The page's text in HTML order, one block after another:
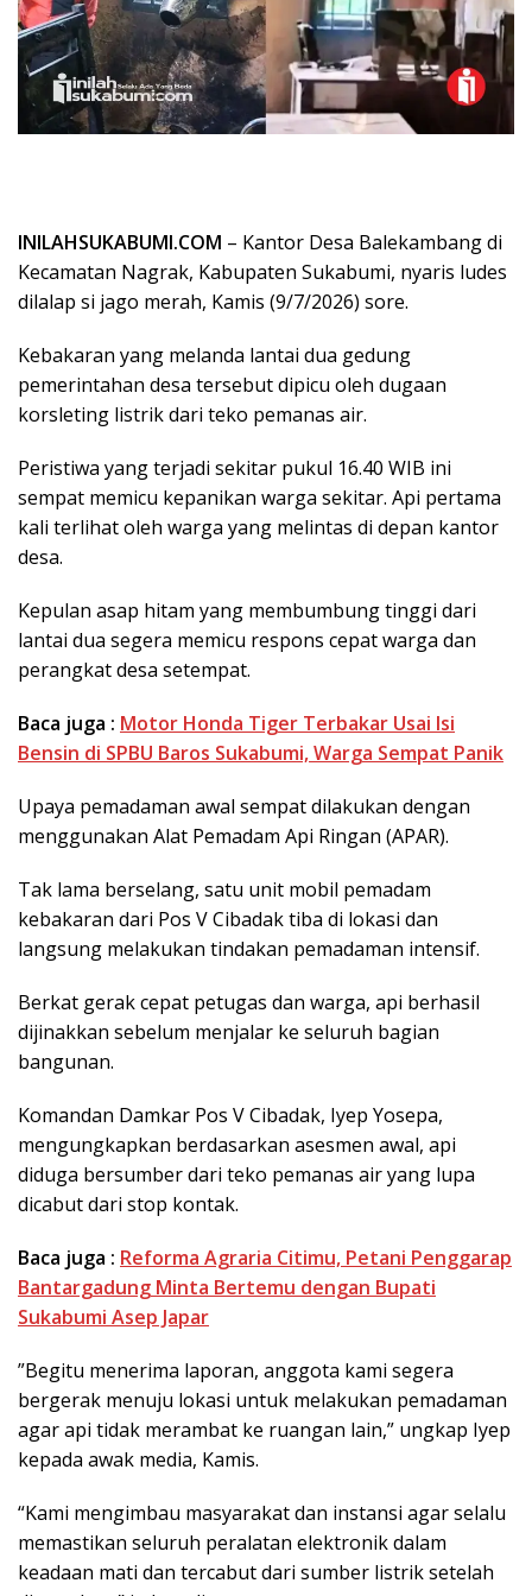
INILAHSUKABUMI.COM – Kantor Desa Balekambang di
Kecamatan Nagrak, Kabupaten Sukabumi, nyaris ludes
dilalap si jago merah, Kamis (9/7/2026) sore.
Kebakaran yang melanda lantai dua gedung
pemerintahan desa tersebut dipicu oleh dugaan
korsleting listrik dari teko pemanas air.
​Peristiwa yang terjadi sekitar pukul 16.40 WIB ini
sempat memicu kepanikan warga sekitar. Api pertama
kali terlihat oleh warga yang melintas di depan kantor
desa.
Kepulan asap hitam yang membumbung tinggi dari
lantai dua segera memicu respons cepat warga dan
perangkat desa setempat.
Baca juga : ​Motor Honda Tiger Terbakar Usai Isi
Bensin di SPBU Baros Sukabumi, Warga Sempat Panik
​Upaya pemadaman awal sempat dilakukan dengan
menggunakan Alat Pemadam Api Ringan (APAR).
Tak lama berselang, satu unit mobil pemadam
kebakaran dari Pos V Cibadak tiba di lokasi dan
langsung melakukan tindakan pemadaman intensif.
Berkat gerak cepat petugas dan warga, api berhasil
dijinakkan sebelum menjalar ke seluruh bagian
bangunan.
​Komandan Damkar Pos V Cibadak, Iyep Yosepa,
mengungkapkan berdasarkan asesmen awal, api
diduga bersumber dari teko pemanas air yang lupa
dicabut dari stop kontak.
Baca juga : Reforma Agraria Citimu, Petani Penggarap
Bantargadung Minta Bertemu dengan Bupati
Sukabumi Asep Japar
​”Begitu menerima laporan, anggota kami segera
bergerak menuju lokasi untuk melakukan pemadaman
agar api tidak merambat ke ruangan lain,” ungkap Iyep
kepada awak media, Kamis.
“Kami mengimbau masyarakat dan instansi agar selalu
memastikan seluruh peralatan elektronik dalam
keadaan mati dan tercabut dari sumber listrik setelah